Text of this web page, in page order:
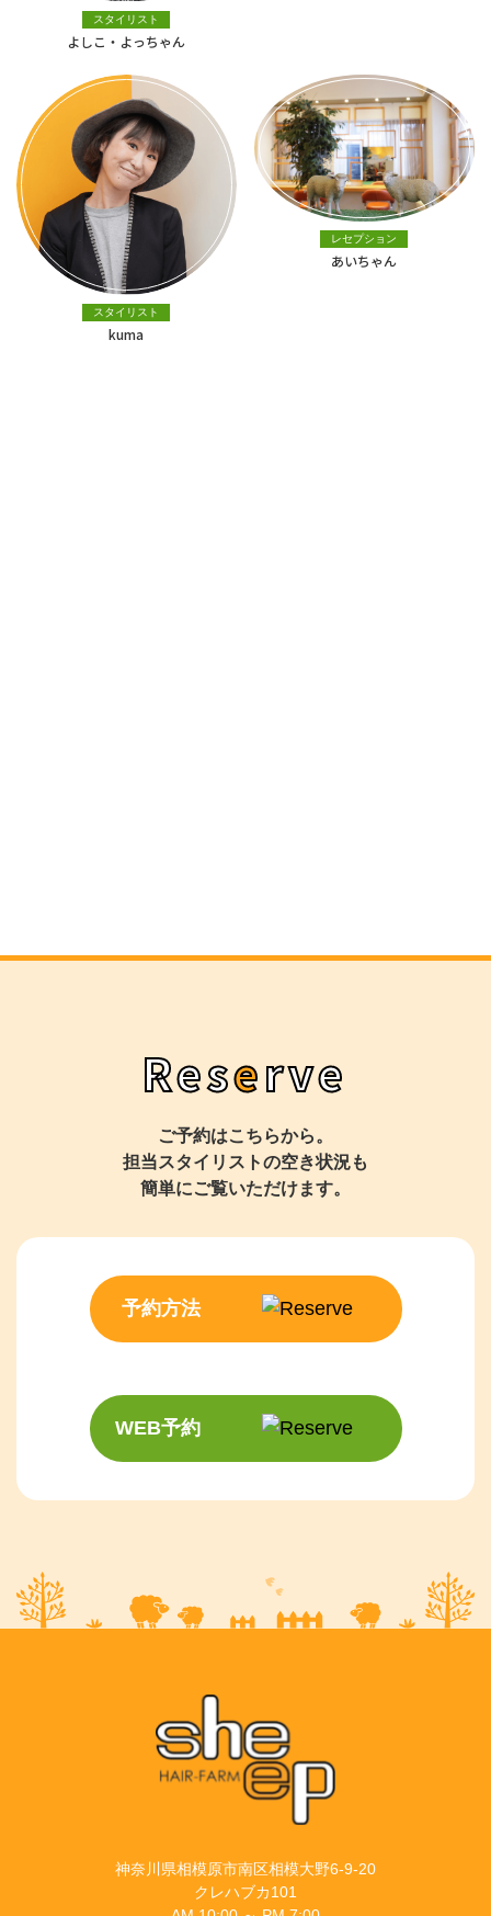
スタイリスト
よしこ・よっちゃん
スタイリスト
kuma
レセプション
あいちゃん
Reserve
ご予約はこちらから。
担当スタイリストの空き状況も
​​​​​​​簡単にご覧いただけます。
予約方法
WEB予約
神奈川県相模原市南区相模大野6-9-20
クレハブカ101